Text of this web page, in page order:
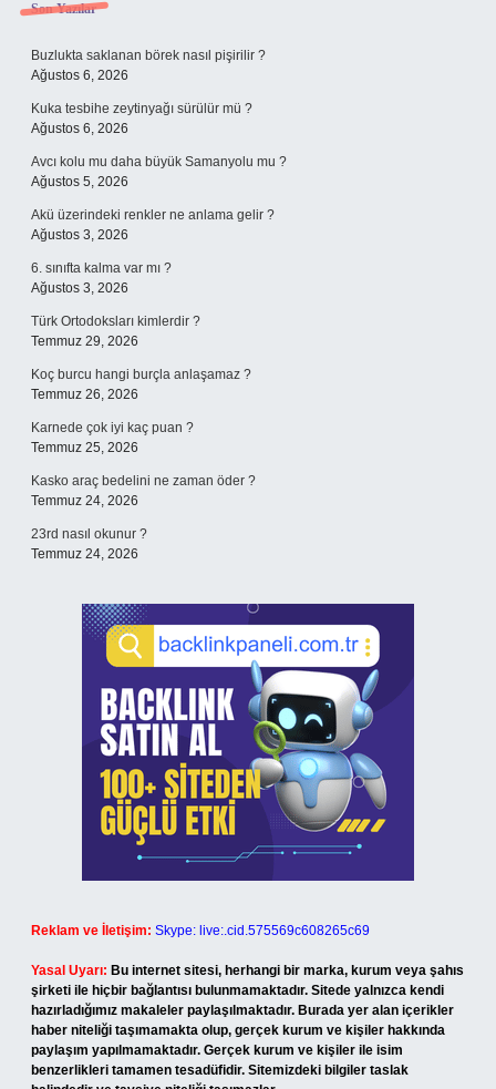
Sidebar
Son Yazılar
Buzlukta saklanan börek nasıl pişirilir ?
Ağustos 6, 2026
Kuka tesbihe zeytinyağı sürülür mü ?
Ağustos 6, 2026
Avcı kolu mu daha büyük Samanyolu mu ?
Ağustos 5, 2026
Akü üzerindeki renkler ne anlama gelir ?
Ağustos 3, 2026
6. sınıfta kalma var mı ?
Ağustos 3, 2026
Türk Ortodoksları kimlerdir ?
Temmuz 29, 2026
Koç burcu hangi burçla anlaşamaz ?
Temmuz 26, 2026
Karnede çok iyi kaç puan ?
Temmuz 25, 2026
Kasko araç bedelini ne zaman öder ?
Temmuz 24, 2026
23rd nasıl okunur ?
Temmuz 24, 2026
Reklam ve İletişim: Skype: live:.cid.575569c608265c69
Yasal Uyarı: Bu internet sitesi, herhangi bir marka, kurum veya şahıs
şirketi ile hiçbir bağlantısı bulunmamaktadır. Sitede yalnızca kendi
hazırladığımız makaleler paylaşılmaktadır. Burada yer alan içerikler
haber niteliği taşımamakta olup, gerçek kurum ve kişiler hakkında
paylaşım yapılmamaktadır. Gerçek kurum ve kişiler ile isim
benzerlikleri tamamen tesadüfidir. Sitemizdeki bilgiler taslak